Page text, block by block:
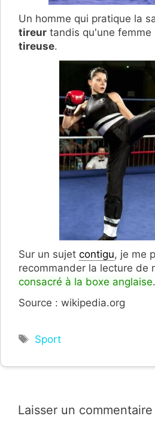
Un homme qui pratique la
tireur tandis qu'une femme
tireuse.
Sur un sujet contigu, je me
recommander la lecture de
consacré à la boxe anglaise.
Source : wikipedia.org
Étiquettes
Sport
Laisser un commentaire